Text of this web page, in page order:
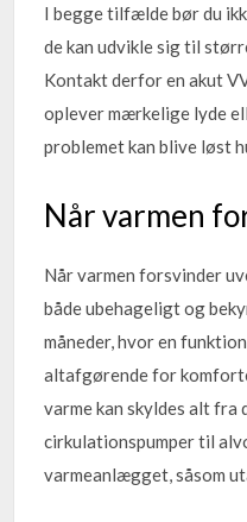
I begge tilfælde bør du
de kan udvikle sig til
Kontakt derfor en akut
oplever mærkelige lyde
problemet kan blive løst
Når varmen
Når varmen forsvinder
både ubehageligt og
måneder, hvor en
altafgørende for
varme kan skyldes alt
cirkulationspumper til
varmeanlægget, såsom